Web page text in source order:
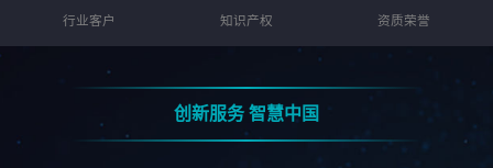
行业客户 知识产权 资质荣誉
创新服务 智慧中国